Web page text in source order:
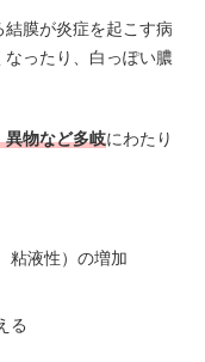
膜が炎症を起こす病
ったり、白っぽい膿
異物など多岐にわたり
粘液性）の増加
る